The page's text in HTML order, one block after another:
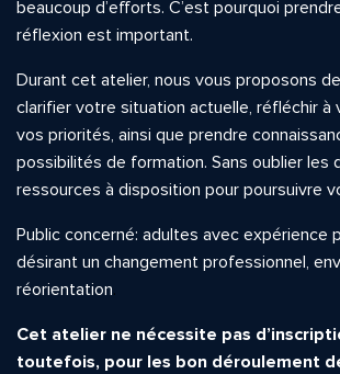
beaucoup d’efforts. C’est pourquoi
réflexion est important.
Durant cet atelier, nous vous proposons
clarifier votre situation actuelle, réfléchir à
vos priorités, ainsi que prendre
possibilités de formation. Sans oublier les
ressources à disposition pour poursuivre
Public concerné: adultes avec expérience
désirant un changement professionnel,
réorientation.
Cet atelier ne nécessite pas
toutefois, pour les bon déroulement